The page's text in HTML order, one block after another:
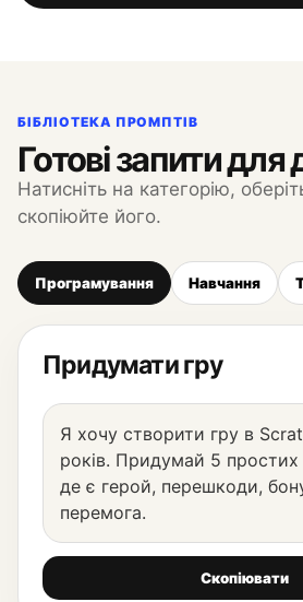
БІБЛІОТЕКА ПРОМПТІВ
Готові запити для
Натисніть на категорію,
скопіюйте його.
Програмування Навчання
Придумати гру
Я хочу створити гру в
років. Придумай 5 простих
де є герой, перешкоди,
перемога.
Скопіювати